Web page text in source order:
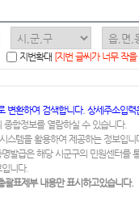
지번확대 [지번 글씨가 너무 작
변환하여 검색합니다. 상세주소입
합정보를 열람하실 수 있습니다.
스템을 활용하여 제공하는 정보입니
발급은 해당 시군구의 민원센터를
니다.
괄표제부 내용만 표시하고있습니다.